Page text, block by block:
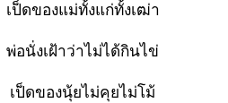
เป็ดของแม่ทั้งแก่ทั้งเฒ่า
พ่อนั่งเฝ้าว่าไม่ได้กินไข่
เป็ดของนุ้ยไม่คุยไม่โม้